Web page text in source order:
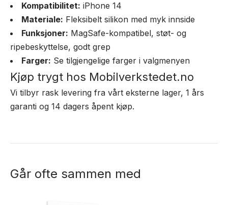
Kompatibilitet: iPhone 14
Materiale: Fleksibelt silikon med myk innside
Funksjoner: MagSafe-kompatibel, støt- og
ripebeskyttelse, godt grep
Farger: Se tilgjengelige farger i valgmenyen
Kjøp trygt hos Mobilverkstedet.no
Vi tilbyr rask levering fra vårt eksterne lager, 1 års
garanti og 14 dagers åpent kjøp.
Går ofte sammen med